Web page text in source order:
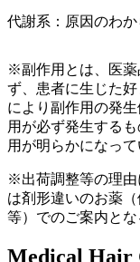
代謝系：原因のわ
※副作用とは、医薬
ず、患者に生じた
により副作用の発
用が必ず発生する
用が明らかになっ
※出荷調整等の理由
は剤形違いのお薬
等）でのご案内とな
Medical Hair